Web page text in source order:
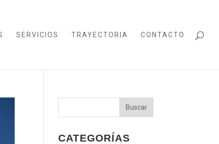
SERVICIOS TRAYECTORIA CONTACTO
CATEGORÍAS